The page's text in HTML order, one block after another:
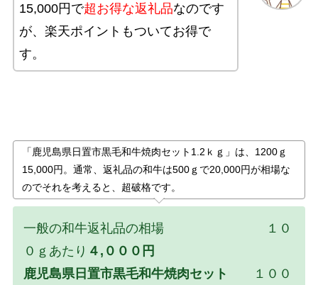
15,000円で超お得な返礼品なのです
が、楽天ポイントもついてお得で
す。
「鹿児島県日置市黒毛和牛焼肉セット1.2ｋｇ」は、1200ｇ
15,000円。通常、返礼品の和牛は500ｇで20,000円が相場な
のでそれを考えると、超破格です。
一般の和牛返礼品の相場 １０
０ｇあたり ４,０００円
鹿児島県日置市黒毛和牛焼肉セット
１００